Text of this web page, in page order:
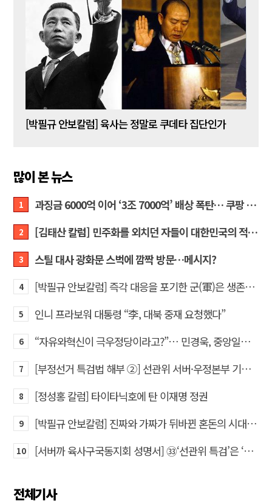
[박필규 안보칼럼] 육사는 정말로 쿠데타 집단인가
많이 본 뉴스
1 과징금 6000억 이어 ‘3조 7000억’ 배상 폭탄… 쿠팡 때리기에 한미 통상 ‘초비상’
2 [김태산 칼럼] 민주화를 외치던 자들이 대한민국의 적이고 간첩이었다
3 스틸 대사 광화문 스벅에 깜짝 방문…메시지?
4 [박필규 안보칼럼] 즉각 대응을 포기한 군(軍)은 생존할 수 없다
5 인니 프라보워 대통령 “李, 대북 중재 요청했다”
6 “자유와혁신이 극우정당이라고?”… 민경욱, 중앙일보 직격
7 [부정선거 특검법 해부 ②] 선관위 서버·우정본부 기록까지…‘증거를 끌어오는 칼’
8 [정성홍 칼럼] 타이타닉호에 탄 이재명 정권
9 [박필규 안보칼럼] 진짜와 가짜가 뒤바뀐 혼돈의 시대, 안보 파탄은 막아야
10 [서버까 육사구국동지회 성명서] ㉝‘선관위 특검’은 ‘부정선거 특검’으로 명명하고 박주현 변호사를 ‘특검’으로 임명하라!
전체기사